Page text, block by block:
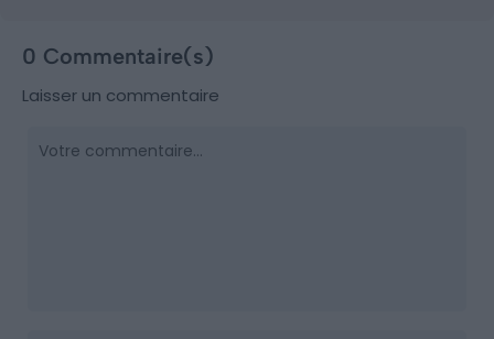
0 Commentaire(s)
Laisser un commentaire